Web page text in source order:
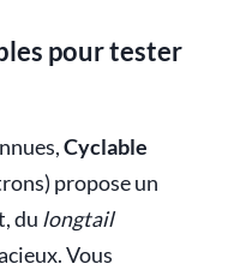
pour tester
Cyclable
propose un
du longtail
Vous